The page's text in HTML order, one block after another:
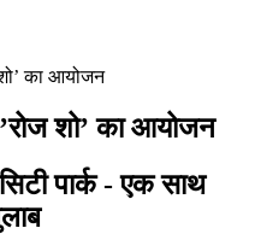
का आयोजन
शो’ का आयोजन
पार्क - एक साथ